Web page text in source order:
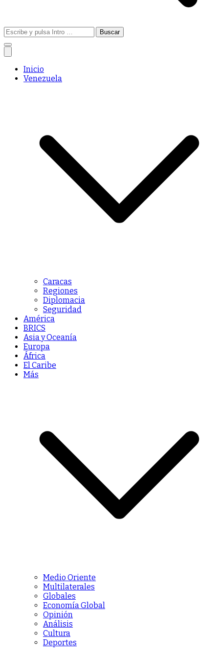
Buscar:
Inicio
Venezuela
Caracas
Regiones
Diplomacia
Seguridad
América
BRICS
Asia y Oceanía
Europa
África
El Caribe
Más
Medio Oriente
Multilaterales
Globales
Economía Global
Opinión
Análisis
Cultura
Deportes